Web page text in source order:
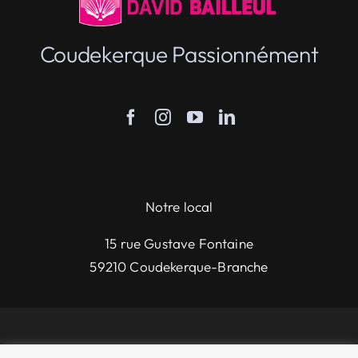
Coudekerque Passionnément
Notre local
15 rue Gustave Fontaine
59210 Coudekerque-Branche